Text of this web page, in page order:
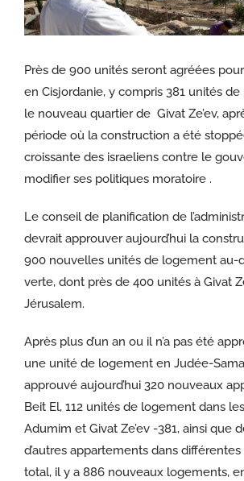
Près de 900 unités seront agréées
en Cisjordanie, y compris 381 unités
le nouveau quartier de Givat Ze’ev,
période où la construction a été
croissante des israeliens contre le
modifier ses politiques moratoire .
Le conseil de planification de
devrait approuver aujourd’hui la
900 nouvelles unités de logement au-
verte, dont près de 400 unités à Givat
Jérusalem.
Après plus d’un an ou il n’a pas été
une unité de logement en Judée-
approuvé aujourd’hui 320 nouveaux
Beit El, 112 unités de logement dans
Adumim et Givat Ze’ev -381, ainsi que
d’autres appartements dans
total, il y a 886 nouveaux logements,